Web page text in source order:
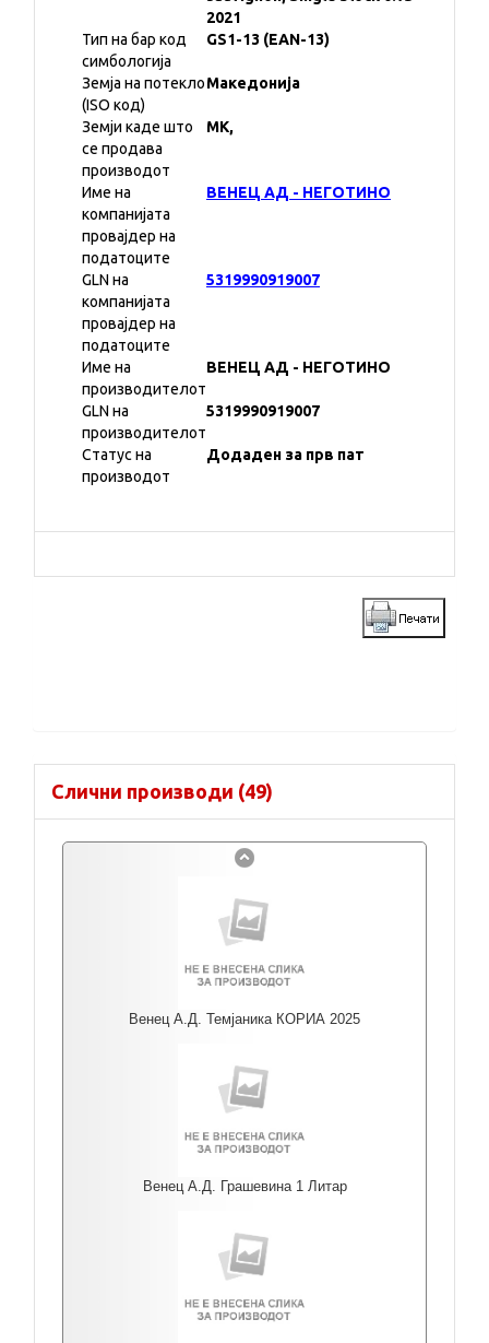
2021
Тип на бар код
симбологија
GS1-13 (EAN-13)
Земја на потекло
(ISO код)
Македонија
Земји каде што
се продава
производот
MK,
Име на
компанијата
провајдер на
податоците
ВЕНЕЦ АД - НЕГОТИНО
GLN на
компанијата
провајдер на
податоците
5319990919007
Име на
производителот
ВЕНЕЦ АД - НЕГОТИНО
GLN на
производителот
5319990919007
Статус на
производот
Додаден за прв пат
Слични производи (49)
Венец А.Д. Темјаника КОРИА 2025
Венец А.Д. Грашевина 1 Литар